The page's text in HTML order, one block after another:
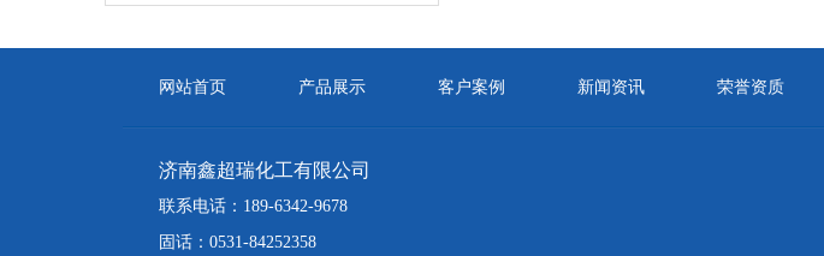
网站首页 产品展示 客户案例 新闻资讯 荣誉资质
济南鑫超瑞化工有限公司
联系电话：189-6342-9678
固话：0531-84252358